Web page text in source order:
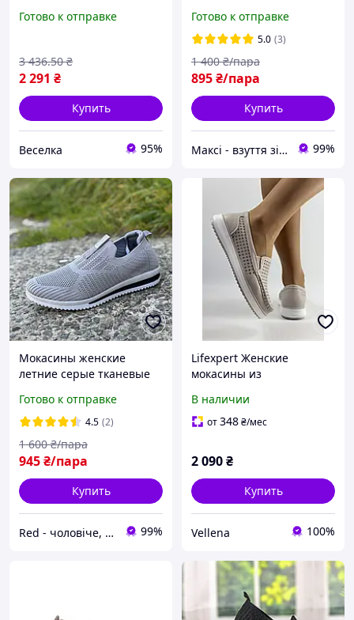
повседневной носки
FLAME
Готово к отправке
2 291 ₴
3 436.50 ₴
Купить
Веселка 95%
жіночі літні білі
текстильні (Код:
М3552МК)
Готово к отправке
5.0 (3)
895₴/пара
1 400 ₴/пара
Купить
Максі - взуття зі знижками! 99%
Мокасины женские
летние серые тканевые
літні сірі текстильні сітка
(Код: Р3379)
Готово к отправке
4.5 (2)
945₴/пара
1 600 ₴/пара
Купить
Red - чоловіче, жіноче взуття 99%
Lifexpert Женские
мокасины из
Размер только 36 37 38 39
40
В наличии
от348₴/мес
2 090₴
Купить
Vellena 100%